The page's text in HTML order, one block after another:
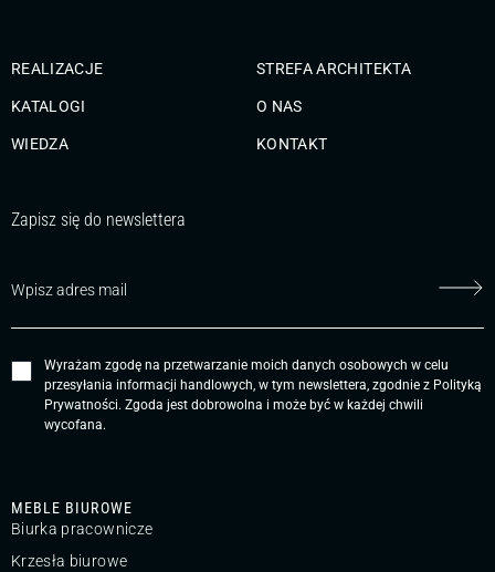
MEBLE BIUROWE
Biurka pracownicze
Krzesła biurowe
REALIZACJE
KATALOGI
WIEDZA
STREFA ARCHITEKTA
O NAS
KONTAKT
Zapisz się do newslettera
Wyrażam zgodę na przetwarzanie moich danych osobowych w celu
przesyłania informacji handlowych, w tym newslettera, zgodnie z Polityką
Prywatności. Zgoda jest dobrowolna i może być w każdej chwili
wycofana.